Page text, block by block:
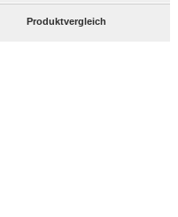
Produktvergleich